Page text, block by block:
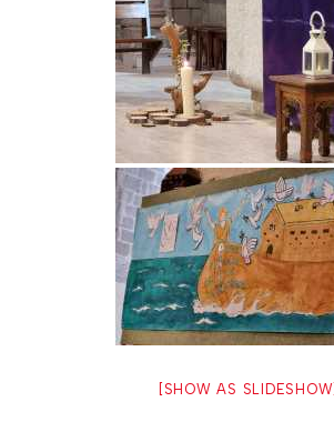
[SHOW AS SLIDESHOW]